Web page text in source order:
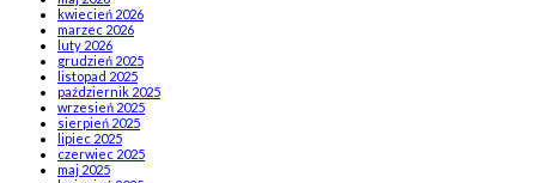
kwiecień 2026
marzec 2026
luty 2026
grudzień 2025
listopad 2025
październik 2025
wrzesień 2025
sierpień 2025
lipiec 2025
czerwiec 2025
maj 2025